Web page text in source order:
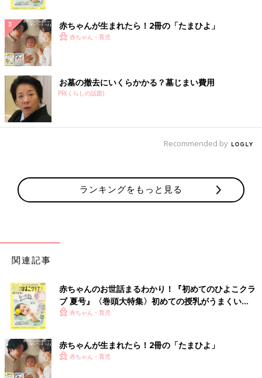
のだそう。あごひもは取り外し可能で、手洗いOKなのもうれし
いポイントなんだとか♪
赤ちゃんが生まれたら！2冊の「たまひよ」
赤ちゃん・育児
お墓の撤去にいくらかかる？墓じまい費用
PR(くらしの話題)
Recommended by
ランキングをもっと見る
関連記事
赤ちゃんのお世話まるわかり！『初めてのひよこクラ
ブ 夏号』〈巻頭大特集〉初めての授乳がうまくい
く！ おっぱい・ミルクの基本と夏のトラブル 解決テ
赤ちゃん・育児
赤ちゃんが生まれたら！2冊の「たまひよ」
赤ちゃん・育児